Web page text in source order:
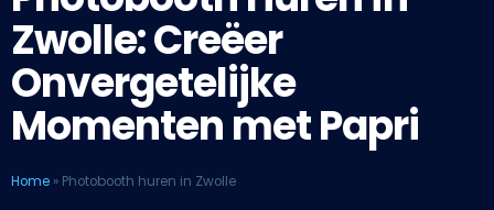
Zwolle: Creëer
Onvergetelijke
Momenten met Papri
Home » Photobooth huren in Zwolle